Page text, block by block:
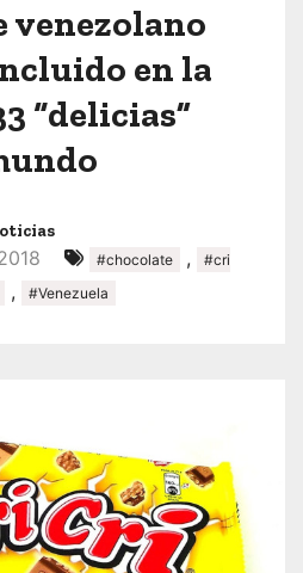
venezolano
en la
“delicias”
#chocolate ,
#cri
, #Venezuela